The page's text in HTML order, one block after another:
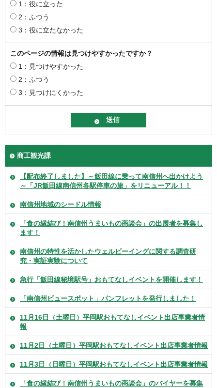
1：役に立った
2：ふつう
3：役に立たなかった
このページの情報は見つけやすかったですか？
1：見つけやすかった
2：ふつう
3：見つけにくかった
商工観光課
【配布終了しました】～飯田線に乗って南信州へ出かけよう
～「JR飯田線南信州各駅停車の旅」をリニューアル！！
南信州地域のシードル情報
「食の縁結び！南信州うまいもの商談会」の出展者を募集し
ます！
南信州の特性を活かしたウェルビーイングに関する調査研
究・実証実験について
急行「飯田線秘境駅号」おもてなしイベントを開催します！
「南信州ビュースポット」パンフレットを発行しました！
11月16日（土曜日）平岡駅おもてなしイベント出店事業者情
報
11月2日（土曜日）平岡駅おもてなしイベント出店事業者情報
11月3日（日曜日）平岡駅おもてなしイベント出店事業者情報
「食の縁結び！南信州うまいもの商談会」のバイヤーを募集